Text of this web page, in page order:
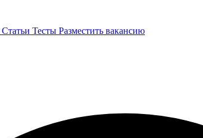
Статьи Тесты Разместить вакансию